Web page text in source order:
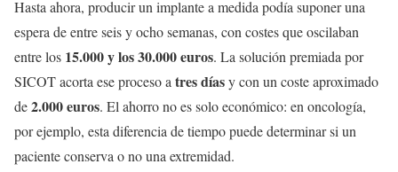
Hasta ahora, producir un implante a medida podía suponer una
espera de entre seis y ocho semanas, con costes que oscilaban
entre los 15.000 y los 30.000 euros. La solución premiada por
SICOT acorta ese proceso a tres díasy con un coste aproximado
de2.000 euros. El ahorro no es solo económico: en oncología,
por ejemplo, esta diferencia de tiempo puede determinar si un
paciente conserva o no una extremidad.